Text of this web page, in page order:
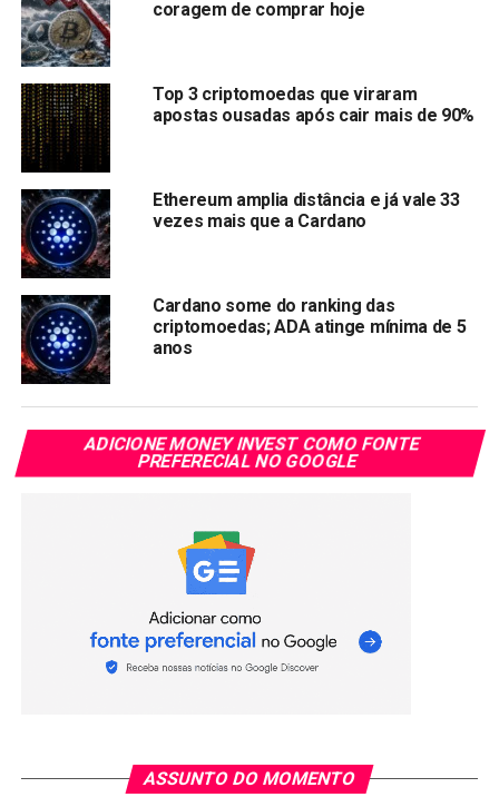
criação de ativos digitais personalizados e novos tipos de
aplicações. O projeto é ambicioso e visa descentralizar
uso, que vão além do dinheiro.
Cardano: preço de US$ 0,25, é hora de comprar ou
Embora a criptomoeda ADA tenha potencial, é preciso ter
um certo cuidado. Isso porque o token caiu mais de 90%
desde o último topo. Assim como ela pode voltar para o
mesmo patamar de US$ 3,09, também pode estagnar ou
até cair mais.
Isenção de responsabilidade:
Moneyinvesttêm um caráter meramente informativo, servindo
como boletins de divulgação, e não devem ser interpretadas
como recomendações de investimento ou solicitações de
compra.SAIBA MAIS
WhatsApp
Twitter
Facebook
Reddit
TÓPICOS RELACIONADOS: CARDANO
Quais os riscos de investir em criptomoedas?
coragem de comprar hoje
Top 3 criptomoedas que viraram
apostas ousadas após cair mais de 90%
Ethereum amplia distância e já vale 33
vezes mais que a Cardano
Cardano some do ranking das
criptomoedas; ADA atinge mínima de 5
anos
ADICIONE MONEY INVEST COMO FONTE
PREFERECIAL NO GOOGLE
ASSUNTO DO MOMENTO